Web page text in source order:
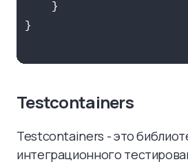
    }
}
Testcontainers
Testcontainers - это
интеграционного